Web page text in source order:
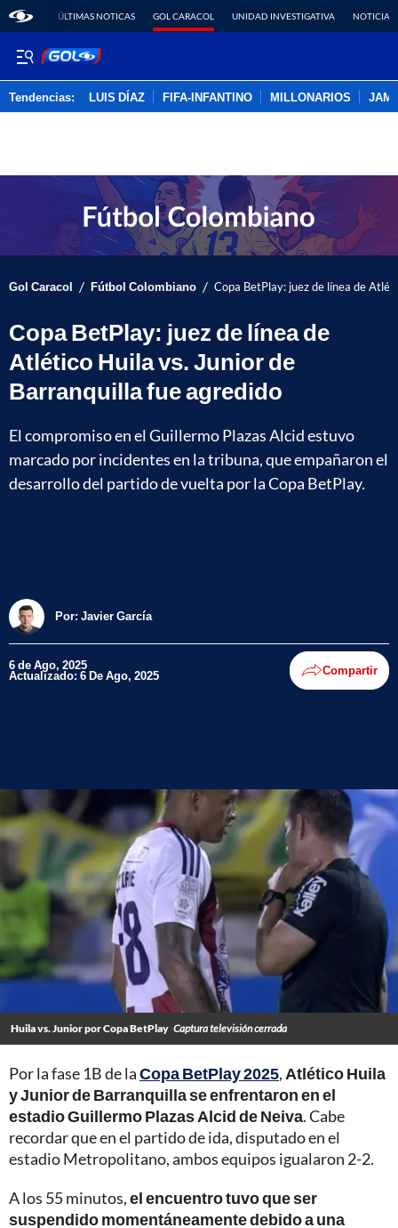
ÚLTIMAS NOTICAS GOL CARACOL UNIDAD INVESTIGATIVA NOTICIAS
Tendencias: LUIS DÍAZ FIFA-INFANTINO MILLONARIOS
Gol Caracol / Fútbol Colombiano / Copa BetPlay: juez de línea de
Copa BetPlay: juez de línea de
Atlético Huila vs. Junior de
Barranquilla fue agredido
El compromiso en el Guillermo Plazas Alcid estuvo
marcado por incidentes en la tribuna, que empañaron el
desarrollo del partido de vuelta por la Copa BetPlay.
Por: Javier García
6 de Ago, 2025
Actualizado: 6 De Ago, 2025 Compartir
Huila vs. Junior por Copa BetPlay Captura televisión cerrada
Por la fase 1B de laCopa BetPlay 2025, Atlético Huila
y Junior de Barranquilla se enfrentaron en el
estadio Guillermo Plazas Alcid de Neiva. Cabe
recordar que en el partido de ida, disputado en el
estadio Metropolitano, ambos equipos igualaron 2-2.
A los 55 minutos,el encuentro tuvo que ser
suspendido momentáneamente debido a una